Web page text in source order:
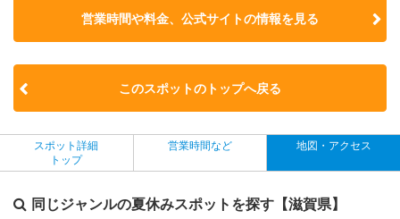
営業時間や料金、公式サイトの情報を見る
このスポットのトップへ戻る
スポット詳細
トップ
営業時間など 地図・アクセス
同じジャンルの夏休みスポットを探す【滋賀県】